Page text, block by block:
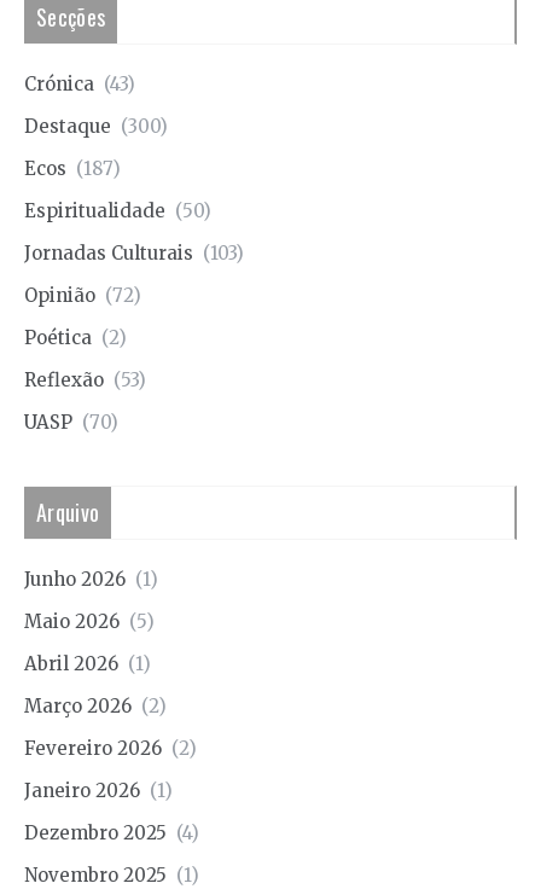
Secções
Crónica (43)
Destaque (300)
Ecos (187)
Espiritualidade (50)
Jornadas Culturais (103)
Opinião (72)
Poética (2)
Reflexão (53)
UASP (70)
Arquivo
Junho 2026 (1)
Maio 2026 (5)
Abril 2026 (1)
Março 2026 (2)
Fevereiro 2026 (2)
Janeiro 2026 (1)
Dezembro 2025 (4)
Novembro 2025 (1)